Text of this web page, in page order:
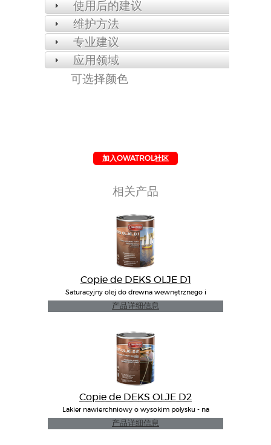
使用后的建议
维护方法
专业建议
应用领域
可选择颜色
加入OWATROL社区
相关产品
Copie de DEKS OLJE D1
Saturacyjny olej do drewna wewnętrznego i
zewnętrnego
产品详细信息
Copie de DEKS OLJE D2
Lakier nawierchniowy o wysokim połysku - na
zewnątrz/wewnątrz
产品详细信息